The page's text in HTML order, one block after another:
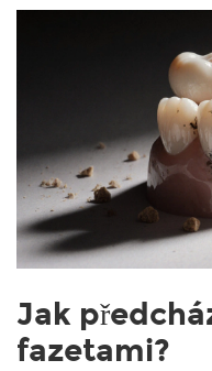
Jak
fazetami?